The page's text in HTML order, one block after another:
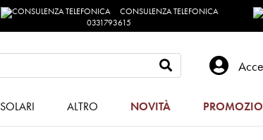
CONSULENZA TELEFONICA
0331793615
SOLARI ALTRO NOVITÀ